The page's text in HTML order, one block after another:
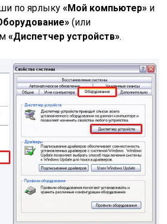
по ярлыку«Мой компьютер» и
(или
«Диспетчер устройств».